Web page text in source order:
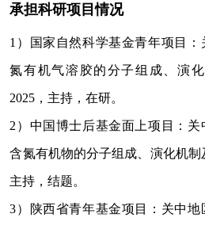
承担科研项目情况
1 ）国家自然科学基金青年项目
氮有机气溶胶的分子组成、演
2025 ，主持，在研。
2 ）中国博士后基金面上项目：
含氮有机物的分子组成、演化机制
主持，结题。
3）陕西省青年基金项目：关中